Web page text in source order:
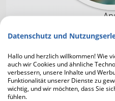
Datenschutz und
Hallo und herzlich willkommen! Wie
auch wir Cookies und ähnliche
verbessern, unsere Inhalte und
Funktionalität unserer Dienste zu
wichtig, und wir möchten, dass Sie
fühlen.
Um mit Angie in Kontakt
Profilfotos scharf zu
registrieren. Die
unverbindlich und